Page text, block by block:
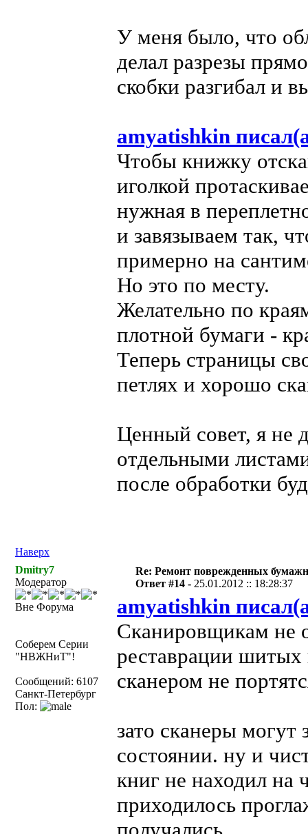
У меня было, что
делал разрезы
скобки разгибал и
amyatishkin
Чтобы книжку
иголкой
нужная в
и завязываем так,
примерно на
Но это по месту.
Желательно по
плотной бумаги -
Теперь страницы
петлях и хорошо
Ценный совет, я не
отдельными
после обработки
Наверх
Dmitry7
Модератор
Вне Форума
Соберем Серии
"НВЖНиТ"!
Сообщений: 6107
Санкт-Петербург
Пол:
Re: Ремонт поврежденных
Ответ #14 - 25.01.2012 :: 18:28:37
amyatishkin
Сканировщикам не
реставрации шитых
сканером не
зато сканеры могут
состоянии. ну и
книг не находил на
приходилось